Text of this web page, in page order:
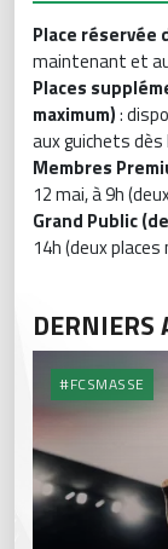
Place réservée
maintenant et
Places
maximum):
aux guichets dès
Membres
12 mai, à 9h
Grand Public
14h (deux
DERNIERS
#FCSMASSE